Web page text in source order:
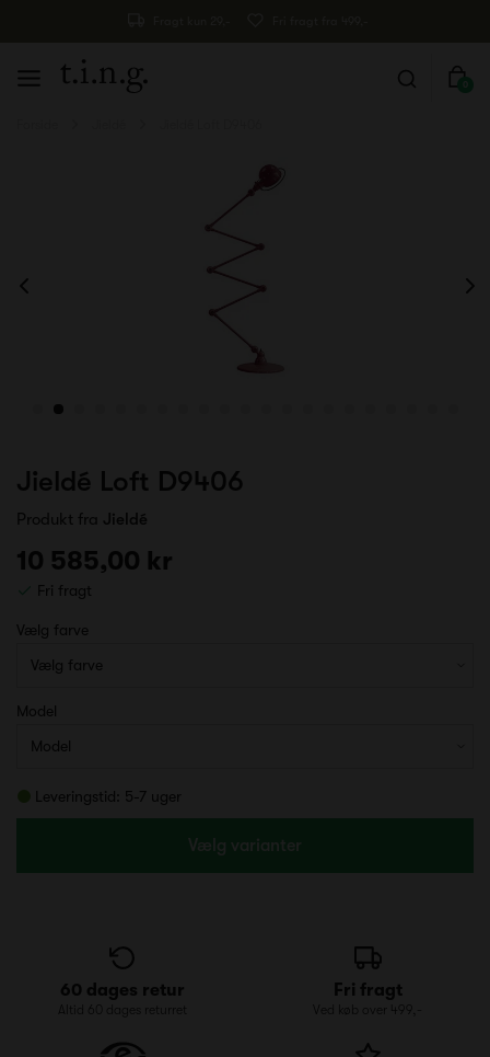
0
Jieldé Loft D9406
Produkt fra Jieldé
10 585,00 kr
Fri fragt
Vælg farve
Model
Leveringstid: 5-7 uger
Vælg varianter
60 dages retur
Altid 60 dages returret
Fri fragt
Ved køb over 499,-